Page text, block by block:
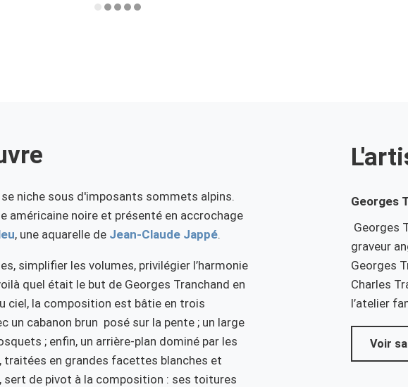
niche sous d'imposants sommets alpins.
américaine noire et présenté en accrochage
, une aquarelle de Jean-Claude Jappé.
simplifier les volumes, privilégier l’harmonie
quel était le but de Georges Tranchand en
ciel, la composition est bâtie en trois
un cabanon brun posé sur la pente ; un large
; enfin, un arrière-plan dominé par les
traitées en grandes facettes blanches et
sert de pivot à la composition : ses toitures
Georges
Georges
graveur
Georges
Charles
l’atelier
Voir